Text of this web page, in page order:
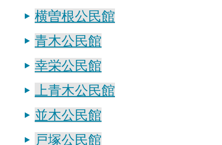
横曽根公民館
青木公民館
幸栄公民館
上青木公民館
並木公民館
戸塚公民館